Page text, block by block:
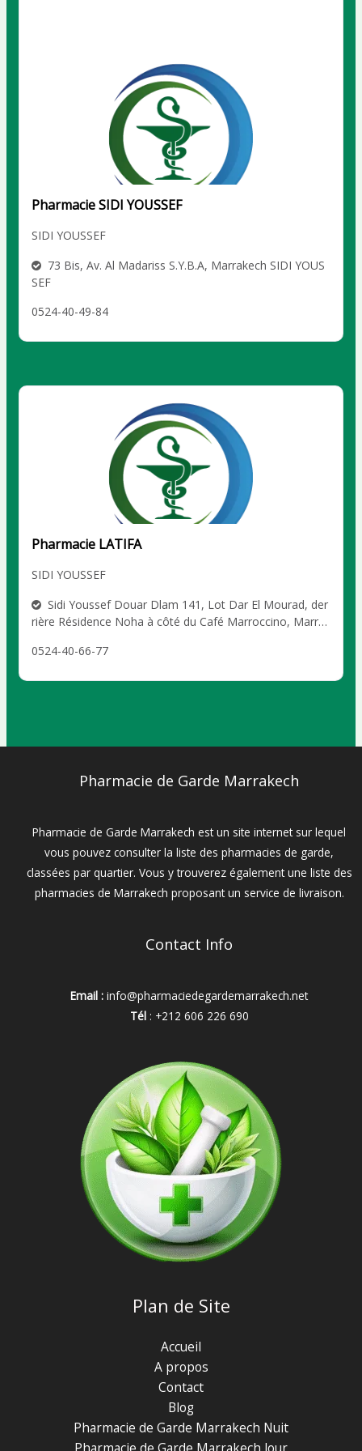
Pharmacie SIDI YOUSSEF
SIDI YOUSSEF
73 Bis, Av. Al Madariss S.Y.B.A, Marrakech SIDI YOUS
SEF
0524-40-49-84
Pharmacie LATIFA
SIDI YOUSSEF
Sidi Youssef Douar Dlam 141, Lot Dar El Mourad, der
rière Résidence Noha à côté du Café Marroccino, Marra
0524-40-66-77
Pharmacie de Garde Marrakech
Pharmacie de Garde Marrakech est un site internet sur lequel
vous pouvez consulter la liste des pharmacies de garde,
classées par quartier. Vous y trouverez également une liste des
pharmacies de Marrakech proposant un service de livraison.
Contact Info
Email : info@pharmaciedegardemarrakech.net
Tél : +212 606 226 690
Plan de Site
Accueil
A propos
Contact
Blog
Pharmacie de Garde Marrakech Nuit